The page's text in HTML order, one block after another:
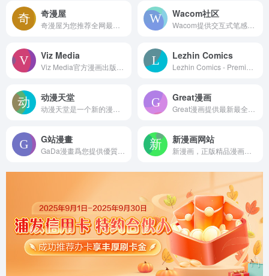
奇漫屋 Wacom社区
Viz Media Lezhin Comics
动漫天堂 Great漫画
G站漫畫 新漫画网站